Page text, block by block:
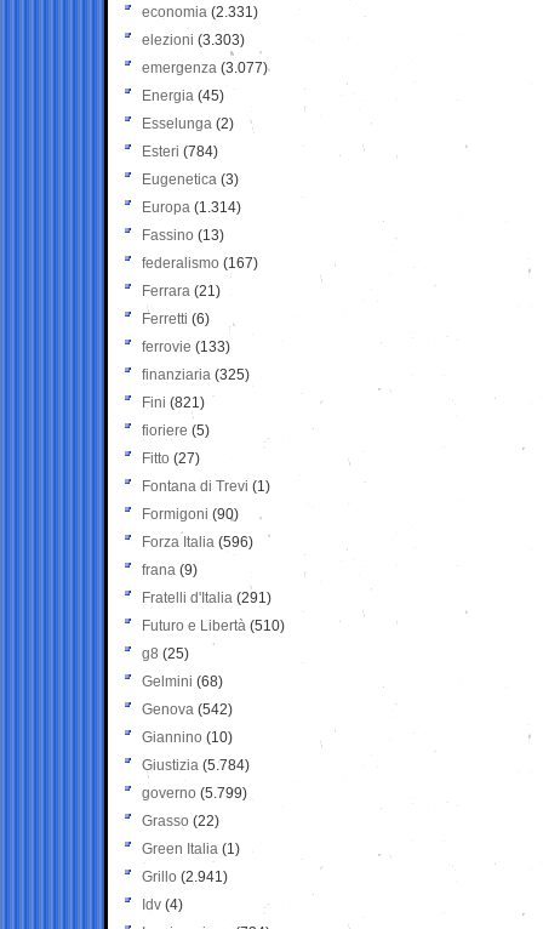
economia (2.331)
elezioni (3.303)
emergenza (3.077)
Energia (45)
Esselunga (2)
Esteri (784)
Eugenetica (3)
Europa (1.314)
Fassino (13)
federalismo (167)
Ferrara (21)
Ferretti (6)
ferrovie (133)
finanziaria (325)
Fini (821)
fioriere (5)
Fitto (27)
Fontana di Trevi (1)
Formigoni (90)
Forza Italia (596)
frana (9)
Fratelli d'Italia (291)
Futuro e Libertà (510)
g8 (25)
Gelmini (68)
Genova (542)
Giannino (10)
Giustizia (5.784)
governo (5.799)
Grasso (22)
Green Italia (1)
Grillo (2.941)
Idv (4)